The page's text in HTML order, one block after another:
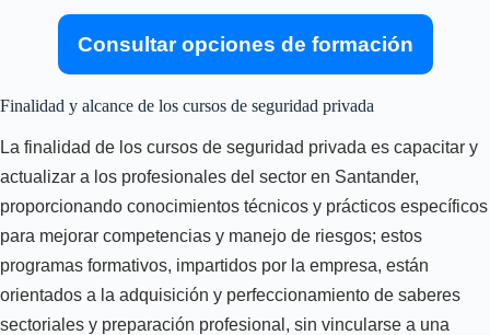
Consultar opciones de formación
Finalidad y alcance de los cursos de seguridad privada
La finalidad de los cursos de seguridad privada es capacitar y
actualizar a los profesionales del sector en Santander,
proporcionando conocimientos técnicos y prácticos específicos
para mejorar competencias y manejo de riesgos; estos
programas formativos, impartidos por la empresa, están
orientados a la adquisición y perfeccionamiento de saberes
sectoriales y preparación profesional, sin vincularse a una